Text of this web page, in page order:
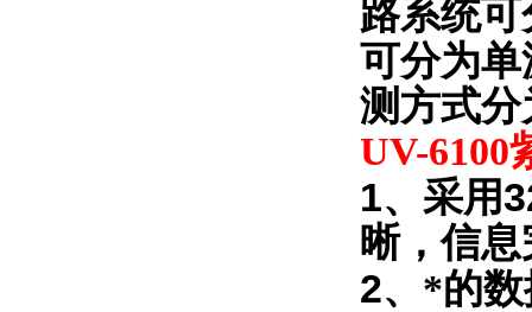
路系统
可分为
测方式
UV-6100
1、采用
晰，信息
2、*的